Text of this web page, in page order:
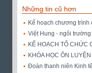
Những tin cũ hơn
Kế hoạch chương trình
Việt Hung - ngôi
KẾ HOẠCH TỔ CHỨC
KHÓA HỌC ÔN
Đoàn thanh niên Kinh